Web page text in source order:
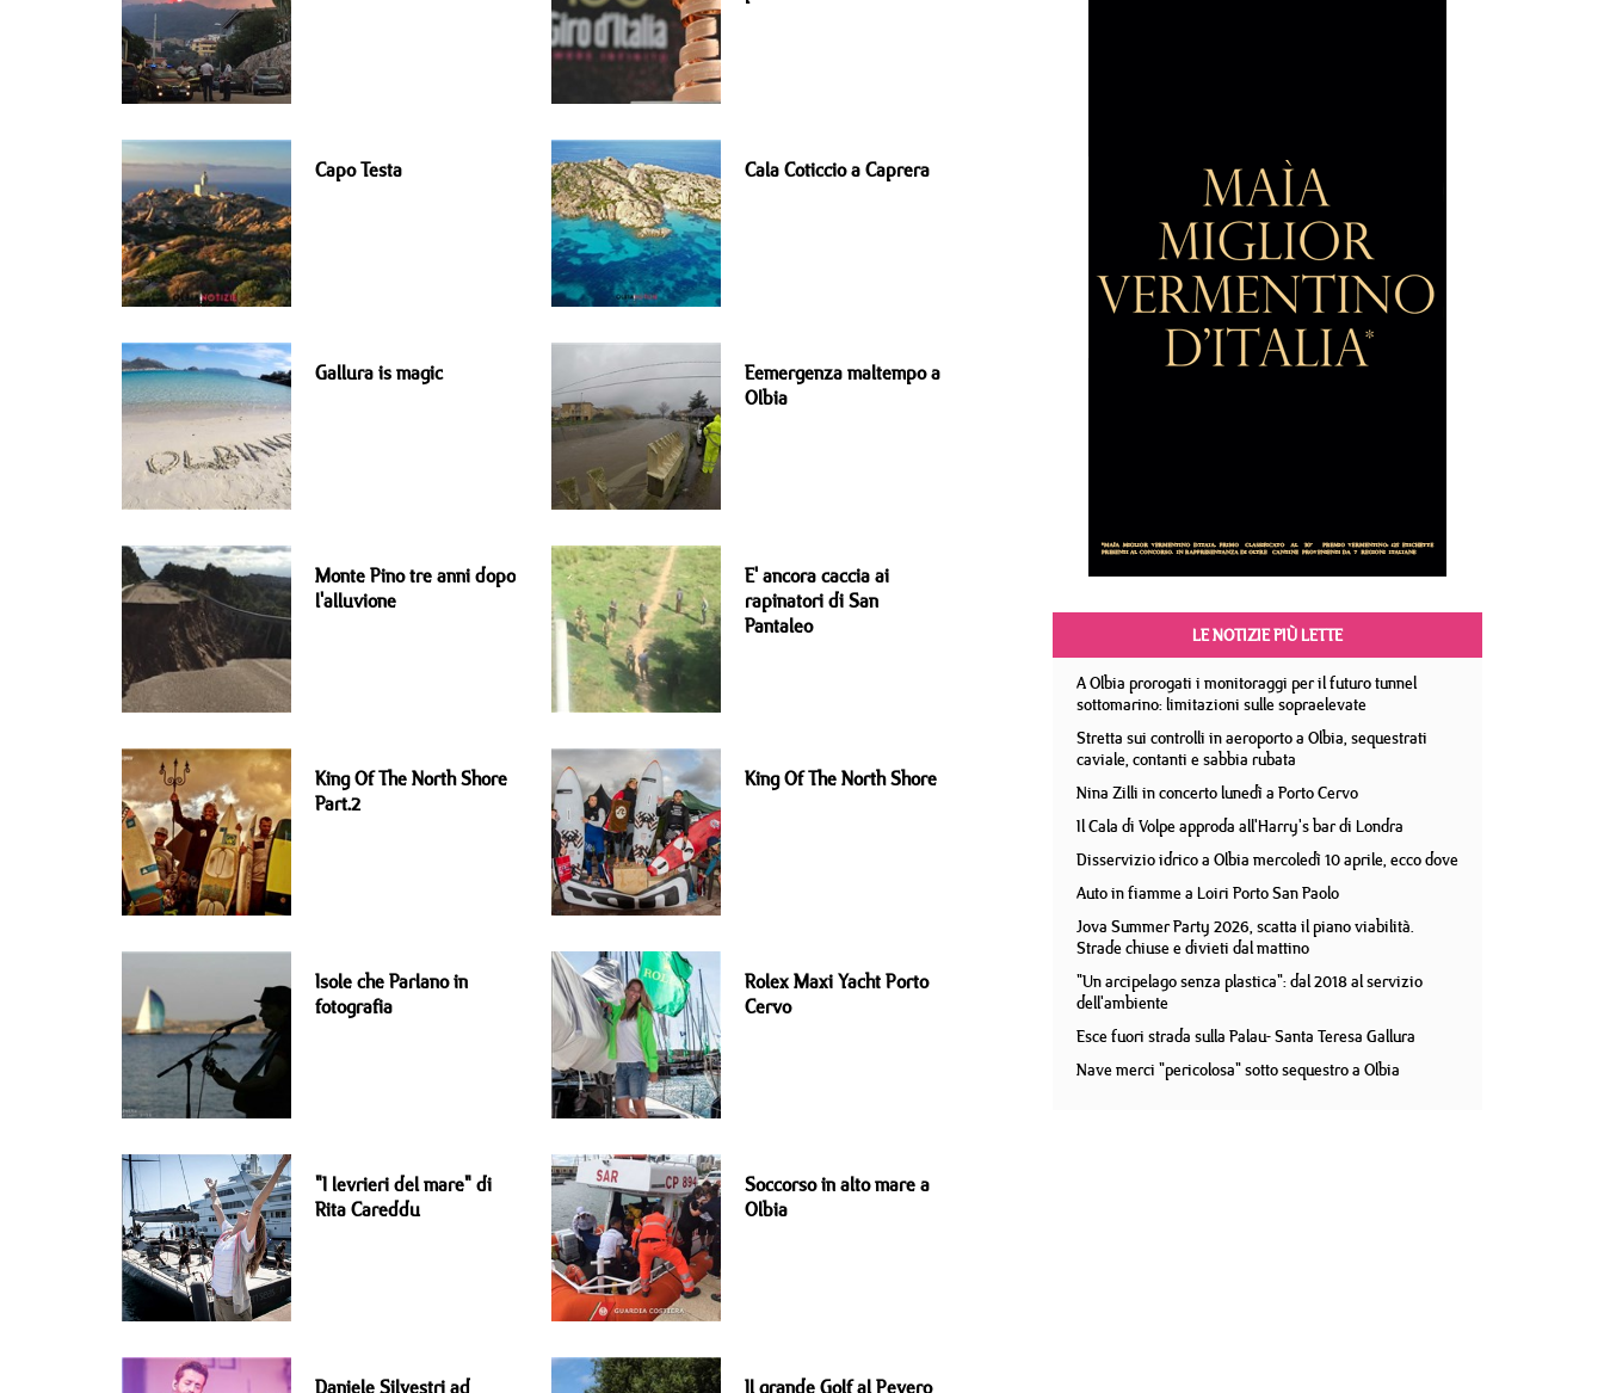
Capo Testa Cala Coticcio a Caprera
Gallura is magic
Eemergenza maltempo a
Olbia
Monte Pino tre anni dopo
l'alluvione
E' ancora caccia ai
rapinatori di San
Pantaleo
King Of The North Shore
Part.2
King Of The North Shore
Isole che Parlano in
fotografia
Rolex Maxi Yacht Porto
Cervo
"I levrieri del mare" di
Rita Careddu
Soccorso in alto mare a
Olbia
Daniele Silvestri ad Il grande Golf al Pevero
LE NOTIZIE PIÙ LETTE
A Olbia prorogati i monitoraggi per il futuro tunnel
sottomarino: limitazioni sulle sopraelevate
Stretta sui controlli in aeroporto a Olbia, sequestrati
caviale, contanti e sabbia rubata
Nina Zilli in concerto lunedì a Porto Cervo
Il Cala di Volpe approda all'Harry's bar di Londra
Disservizio idrico a Olbia mercoledì 10 aprile, ecco dove
Auto in fiamme a Loiri Porto San Paolo
Jova Summer Party 2026, scatta il piano viabilità.
Strade chiuse e divieti dal mattino
"Un arcipelago senza plastica": dal 2018 al servizio
dell'ambiente
Esce fuori strada sulla Palau- Santa Teresa Gallura
Nave merci "pericolosa" sotto sequestro a Olbia